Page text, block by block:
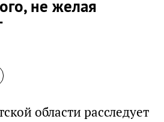
не желая
области расследует